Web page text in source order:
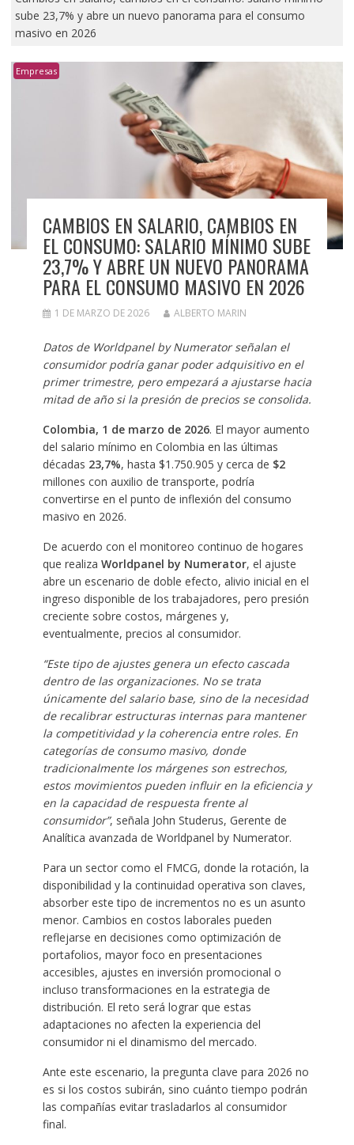
sube 23,7% y abre un nuevo panorama para el consumo
masivo en 2026
Empresas
CAMBIOS EN SALARIO, CAMBIOS EN
EL CONSUMO: SALARIO MÍNIMO SUBE
23,7% Y ABRE UN NUEVO PANORAMA
PARA EL CONSUMO MASIVO EN 2026
1 DE MARZO DE 2026 ALBERTO MARIN
Datos de Worldpanel by Numerator señalan el
consumidor podría ganar poder adquisitivo en el
primer trimestre, pero empezará a ajustarse hacia
mitad de año si la presión de precios se consolida.
Colombia, 1 de marzo de 2026. El mayor aumento
del salario mínimo en Colombia en las últimas
décadas 23,7%, hasta $1.750.905 y cerca de $2
millones con auxilio de transporte, podría
convertirse en el punto de inflexión del consumo
masivo en 2026.
De acuerdo con el monitoreo continuo de hogares
que realiza Worldpanel by Numerator, el ajuste
abre un escenario de doble efecto, alivio inicial en el
ingreso disponible de los trabajadores, pero presión
creciente sobre costos, márgenes y,
eventualmente, precios al consumidor.
“Este tipo de ajustes genera un efecto cascada
dentro de las organizaciones. No se trata
únicamente del salario base, sino de la necesidad
de recalibrar estructuras internas para mantener
la competitividad y la coherencia entre roles. En
categorías de consumo masivo, donde
tradicionalmente los márgenes son estrechos,
estos movimientos pueden influir en la eficiencia y
en la capacidad de respuesta frente al
consumidor”, señala John Studerus, Gerente de
Analítica avanzada de Worldpanel by Numerator.
Para un sector como el FMCG, donde la rotación, la
disponibilidad y la continuidad operativa son claves,
absorber este tipo de incrementos no es un asunto
menor. Cambios en costos laborales pueden
reflejarse en decisiones como optimización de
portafolios, mayor foco en presentaciones
accesibles, ajustes en inversión promocional o
incluso transformaciones en la estrategia de
distribución. El reto será lograr que estas
adaptaciones no afecten la experiencia del
consumidor ni el dinamismo del mercado.
Ante este escenario, la pregunta clave para 2026 no
es si los costos subirán, sino cuánto tiempo podrán
las compañías evitar trasladarlos al consumidor
final.